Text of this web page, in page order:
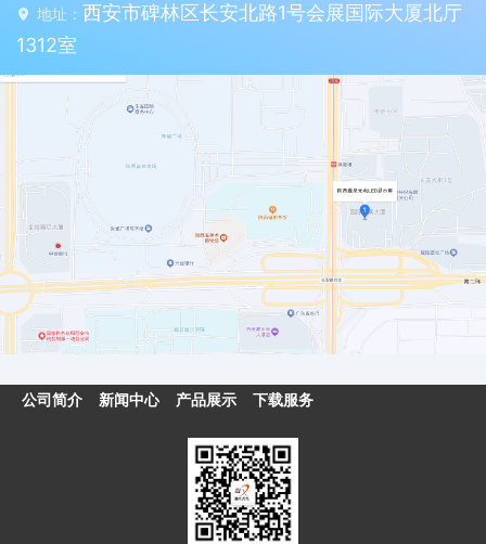
地址： 西安市碑林区长安北路1号会展国际大厦北厅
1312室
公司简介 新闻中心 产品展示 下载服务